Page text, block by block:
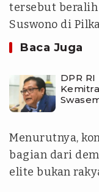
tersebut
Suswono di
Baca Juga
DPR
Menurutnya,
bagian dari
elite bukan